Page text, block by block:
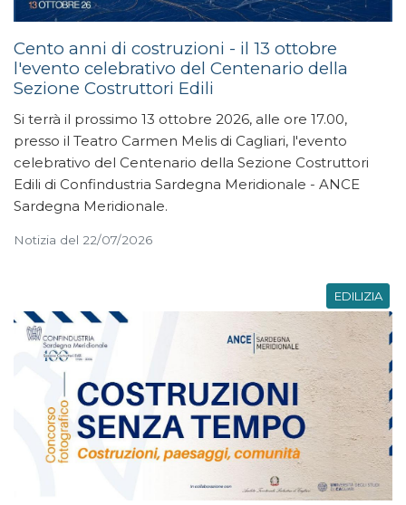
Cento anni di costruzioni - il 13 ottobre
l'evento celebrativo del Centenario della
Sezione Costruttori Edili
Si terrà il prossimo 13 ottobre 2026, alle ore 17.00,
presso il Teatro Carmen Melis di Cagliari, l'evento
celebrativo del Centenario della Sezione Costruttori
Edili di Confindustria Sardegna Meridionale - ANCE
Sardegna Meridionale.
Notizia del 22/07/2026
EDILIZIA